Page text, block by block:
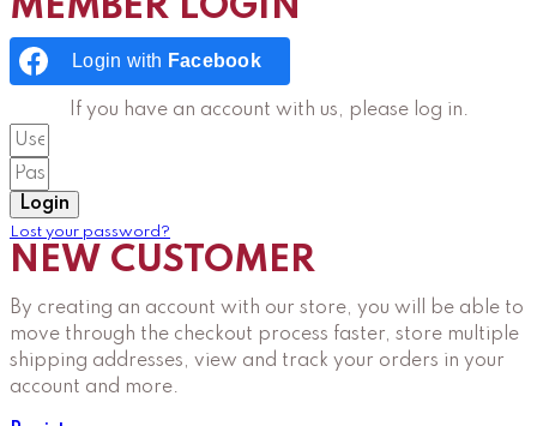
MEMBER LOGIN
Login with Facebook
If you have an account with us, please log in.
Login
Lost your password?
NEW CUSTOMER
By creating an account with our store, you will be able to
move through the checkout process faster, store multiple
shipping addresses, view and track your orders in your
account and more.